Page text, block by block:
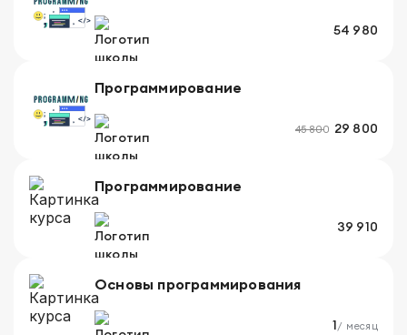
54 980
Программирование
45 800 29 800
Программирование
39 910
Основы программирования
1/ месяц